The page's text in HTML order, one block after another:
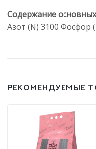
Содержание
Азот (N) 3100 Фосфор
РЕКОМЕНДУЕМЫЕ